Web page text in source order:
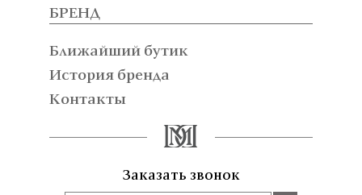
БРЕНД
Ближайший бутик
История бренда
Контакты
Заказать звонок